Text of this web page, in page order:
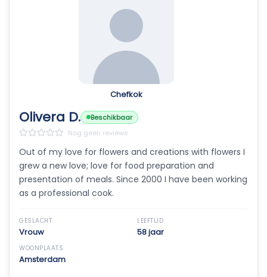
Chefkok
Olivera D.
Beschikbaar
Nog geen reviews
Out of my love for flowers and creations with flowers I
grew a new love; love for food preparation and
presentation of meals. Since 2000 I have been working
as a professional cook.
GESLACHT
Vrouw
LEEFTIJD
58 jaar
WOONPLAATS
Amsterdam